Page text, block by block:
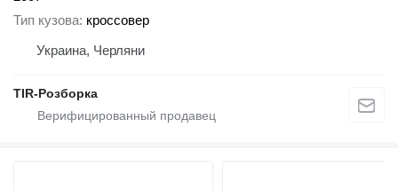
Тип кузова кроссовер
Украина, Черляни
TIR-Розборка